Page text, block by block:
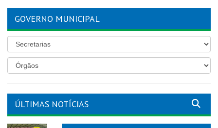
GOVERNO MUNICIPAL
ÚLTIMAS NOTÍCIAS